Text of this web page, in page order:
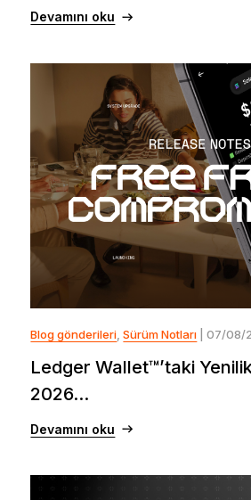
Devamını oku
Blog gönderileri ,Sürüm Notları | 07/08/
Ledger Wallet™’taki
2026...
Devamını oku